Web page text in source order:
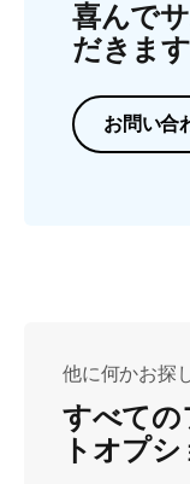
喜んで
だきます
お問い合
他に何かお探
すべての
トオプ